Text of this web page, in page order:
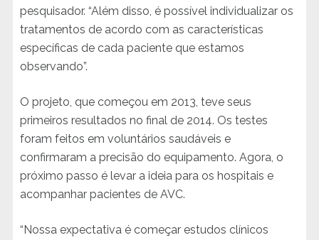
pesquisador. “Além disso, é possível individualizar os
tratamentos de acordo com as características
específicas de cada paciente que estamos
observando”.
O projeto, que começou em 2013, teve seus
primeiros resultados no final de 2014. Os testes
foram feitos em voluntários saudáveis e
confirmaram a precisão do equipamento. Agora, o
próximo passo é levar a ideia para os hospitais e
acompanhar pacientes de AVC.
“Nossa expectativa é começar estudos clínicos